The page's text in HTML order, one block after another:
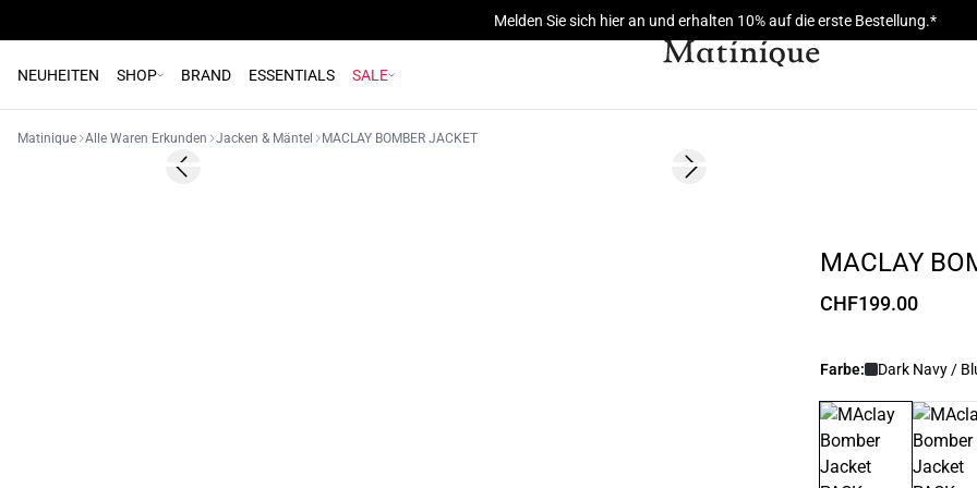
Melden Sie sich hier an und erhalten 10% auf die erste Bestellung.*
NEUHEITEN SHOP BRAND ESSENTIALS SALE
Matinique Alle Waren Erkunden Jacken & Mäntel MACLAY BOMBER JACKET
Previous slide Next slide
MACLAY
CHF199.00
Farbe: Dark Navy /